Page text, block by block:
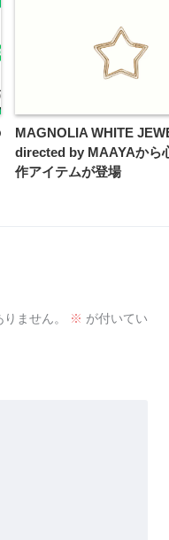
MAGNOLIA WHITE
directed by MAAYAから
作アイテムが登場
ません。 ※ が付いてい